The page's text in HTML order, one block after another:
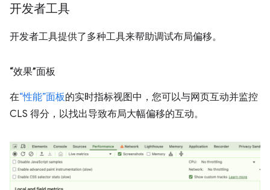
开发者工具
开发者工具提供了多种工具来帮助调试布局偏移。
“效果”面板
在“性能”面板的实时指标视图中，您可以与网页互动并监控
CLS 得分，以找出导致布局大幅偏移的互动。